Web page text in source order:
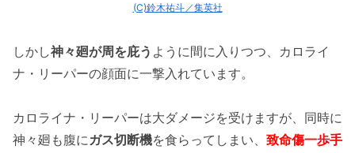
(C)鈴木祐斗／集英社
しかし神々廻が周を庇う ように間に入りつつ、カロライ
ナ・リーパーの顔面に一撃入れています。
カロライナ・リーパーは大ダメージを受けますが、同時に
神々廻も腹にガス切断機を食らってしまい、 致命傷一歩手